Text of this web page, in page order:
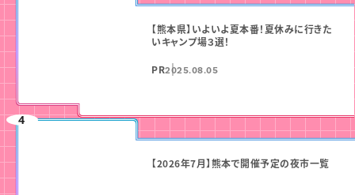
【熊本県】いよいよ夏本番！夏休みに行きた
いキャンプ場３選！
PR2025.08.05
【2026年7月】熊本で開催予定の夜市一覧